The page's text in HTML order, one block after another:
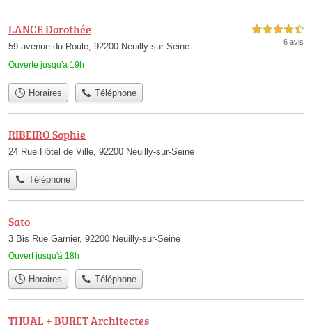
LANCE Dorothée
59 avenue du Roule, 92200 Neuilly-sur-Seine
Ouverte jusqu'à 19h
4,5 étoiles sur 5
6 avis
Horaires Téléphone
RIBEIRO Sophie
24 Rue Hôtel de Ville, 92200 Neuilly-sur-Seine
Téléphone
Sato
3 Bis Rue Garnier, 92200 Neuilly-sur-Seine
Ouvert jusqu'à 18h
Horaires Téléphone
THUAL + BURET Architectes